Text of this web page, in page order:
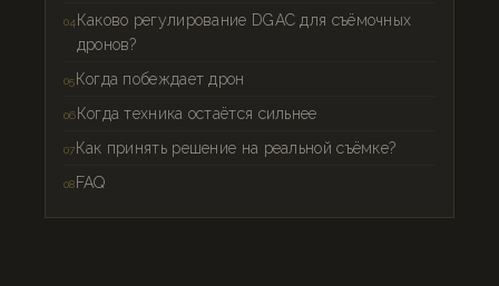
Каково регулирование DGAC для съёмочных
дронов?
Когда побеждает дрон
Когда техника остаётся сильнее
Как принять решение на реальной съёмке?
FAQ